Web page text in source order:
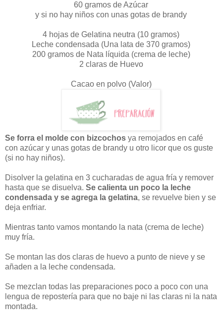
60 gramos de Azúcar
y si no hay niños con unas gotas de brandy
4 hojas de Gelatina neutra (10 gramos)
Leche condensada (Una lata de 370 gramos)
200 gramos de Nata líquida (crema de leche)
2 claras de Huevo
Cacao en polvo (Valor)
Se forra el molde con bizcochos ya remojados en café
con azúcar y unas gotas de brandy u otro licor que os guste
(si no hay niños).
Disolver la gelatina en 3 cucharadas de agua fría y remover
hasta que se disuelva. Se calienta un poco la leche
condensada y se agrega la gelatina, se revuelve bien y se
deja enfriar.
Mientras tanto vamos montando la nata (crema de leche)
muy fría.
Se montan las dos claras de huevo a punto de nieve y se
añaden a la leche condensada.
Se mezclan todas las preparaciones poco a poco con una
lengua de repostería para que no baje ni las claras ni la nata
montada.